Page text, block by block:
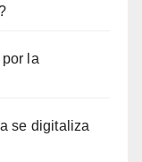
la
se digitaliza